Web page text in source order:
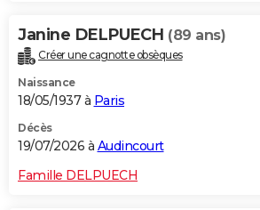
Carte de Noël
Carte Bonne année
Carte Saint-Valentin
Carte Pâques
Carte d'anniversaire
DICTIONNAIRE
Dictionnaire
Biographies
Citations
Expressions
Proverbes
PROGRAMME TV
S'inscrire
Se connecter
Lycées
Collèges
Primaires
Universités
Entreprises
Service militaire
Avis de recherche
AVIS DE DÉCÈS
FORUM
Janine DELPUECH (89 ans)
Créer une cagnotte obsèques
Naissance
18/05/1937 à Paris
Décès
19/07/2026 à Audincourt
Famille DELPUECH